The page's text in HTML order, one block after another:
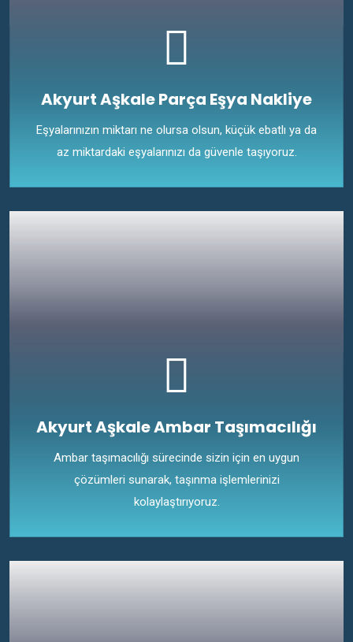
Akyurt Aşkale Parça Eşya Nakliye
Eşyalarınızın miktarı ne olursa olsun, küçük ebatlı ya da
az miktardaki eşyalarınızı da güvenle taşıyoruz.
Akyurt Aşkale Ambar Taşımacılığı
Ambar taşımacılığı sürecinde sizin için en uygun
çözümleri sunarak, taşınma işlemlerinizi
kolaylaştırıyoruz.